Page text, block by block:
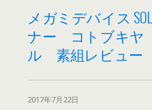
メガミデバイス
ナー コトブキ
ル 素組レビュー
2017年7月22日